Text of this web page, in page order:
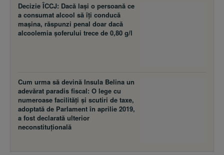
Decizie ÎCCJ: Dacă laşi o persoană ce
a consumat alcool să îţi conducă
maşina, răspunzi penal doar dacă
alcoolemia şoferului trece de 0,80 g/l
Cum urma să devină Insula Belina un
adevărat paradis fiscal: O lege cu
numeroase facilităţi şi scutiri de taxe,
adoptată de Parlament în aprilie 2019,
a fost declarată ulterior
neconstituţională